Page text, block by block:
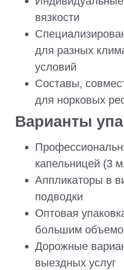
вязкости
для разных
условий
Составы,
для норковых
Варианты
капельницей (3
Аппликаторы в
подводки
Оптовая
большим
Дорожные
выездных услуг